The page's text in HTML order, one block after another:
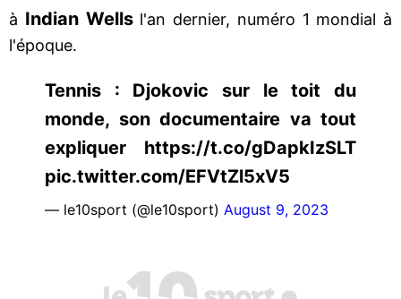
à Indian Wellsl'an dernier, numéro 1 mondial à
l'époque.
Tennis : Djokovic sur le toit du
monde, son documentaire va tout
expliquer https://t.co/gDapkIzSLT
pic.twitter.com/EFVtZl5xV5
— le10sport (@le10sport) August 9, 2023